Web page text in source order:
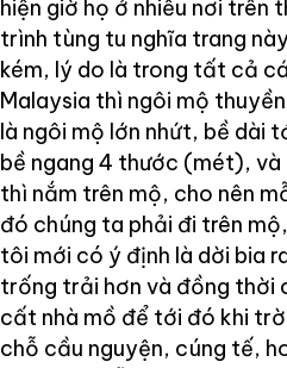
hiện giờ họ ở nhiều nơi trên
trình tùng tu nghĩa trang
kém, lý do là trong tất cả
Malaysia thì ngôi mộ
là ngôi mộ lớn nhứt, bề dài
bề ngang 4 thước (mét),
thì nắm trên mộ, cho nên
đó chúng ta phải đi trên
tôi mới có ý định là dời bia
trống trải hơn và đồng thời
cất nhà mồ để tới đó khi
chỗ cầu nguyện, cúng tế,